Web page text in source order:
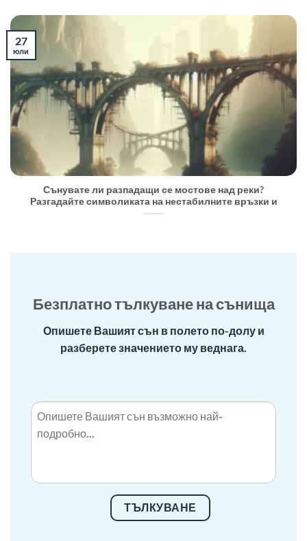
Сънувате ли разпадащи се мостове над реки?
Разгадайте символиката на нестабилните връзки и
27
юли
Безплатно тълкуване на сънища
Опишете Вашият сън в полето по-долу и
разберете значението му веднага.
ТЪЛКУВАНЕ